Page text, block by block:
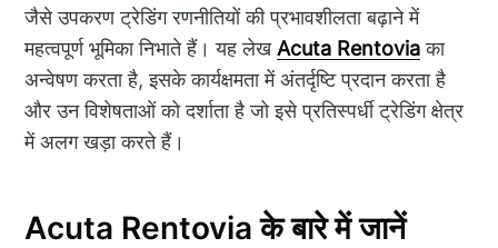
जैसे उपकरण ट्रेडिंग रणनीतियों की प्रभावशीलता बढ़ाने में
महत्वपूर्ण भूमिका निभाते हैं। यह लेखAcuta Rentoviaका
अन्वेषण करता है, इसके कार्यक्षमता में अंतर्दृष्टि प्रदान करता है
और उन विशेषताओं को दर्शाता है जो इसे प्रतिस्पर्धी ट्रेडिंग क्षेत्र
में अलग खड़ा करते हैं।
Acuta Rentovia के बारे में जानें